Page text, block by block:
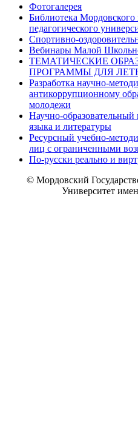
Фотогалерея
Библиотека Мордовского
педагогического
Спортивно-
Вебинары Малой
ТЕМАТИЧЕСКИЕ
ПРОГРАММЫ ДЛЯ
Разработка научно-
антикоррупционному
молодежи
Научно-
языка и литературы
Ресурсный учебно-
лиц с ограниченными
По-русски реально и
© Мордовский
Университет